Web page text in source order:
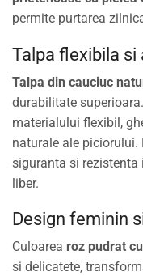
permite purtarea
Talpa flexibila si
Talpa din cauciuc
durabilitate
materialului flexibil,
naturale ale
siguranta si
liber.
Design feminin
Culoarea roz pudrat
si delicatete,